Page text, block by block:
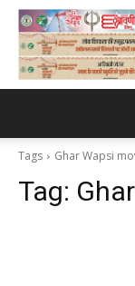
Tags Ghar Wapsi
Tag: